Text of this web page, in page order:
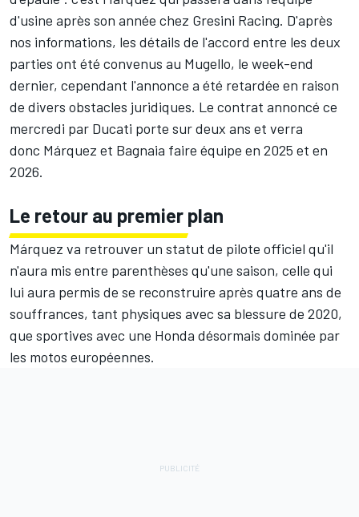
d'usine après son année chez Gresini Racing. D'après
nos informations, les détails de l'accord entre les deux
parties ont été convenus au Mugello, le week-end
dernier, cependant l'annonce a été retardée en raison
de divers obstacles juridiques. Le contrat annoncé ce
mercredi par Ducati porte sur deux ans et verra
donc Márquez et Bagnaia faire équipe en 2025 et en
2026.
Le retour au premier plan
Márquez va retrouver un statut de pilote officiel qu'il
n'aura mis entre parenthèses qu'une saison, celle qui
lui aura permis de se reconstruire après quatre ans de
souffrances, tant physiques avec sa blessure de 2020,
que sportives avec une Honda désormais dominée par
les motos européennes.